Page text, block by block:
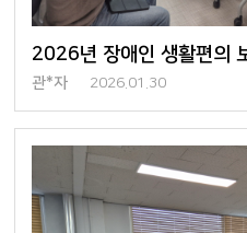
관*자 2026.01.30